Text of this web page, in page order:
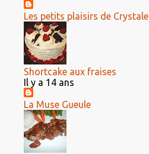
Les petits plaisirs de Crystale
Shortcake aux fraises
Il y a 14 ans
La Muse Gueule